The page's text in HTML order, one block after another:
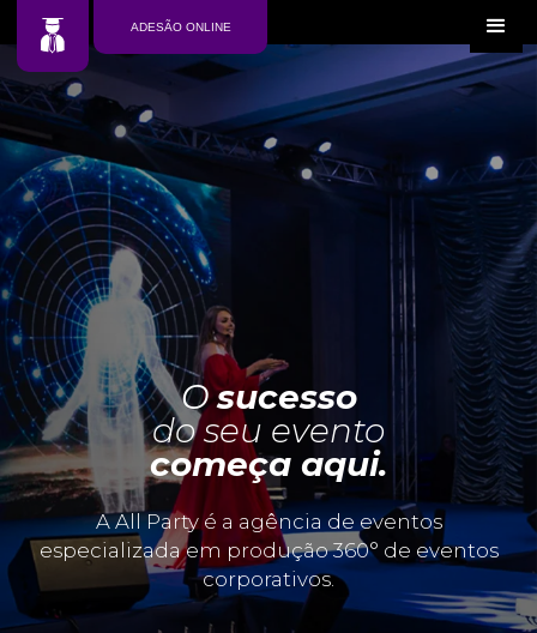
ADESÃO ONLINE
Osucesso
do seu evento
começa aqui.
A All Party é a agência de eventos
especializada em produção 360° de eventos
corporativos.